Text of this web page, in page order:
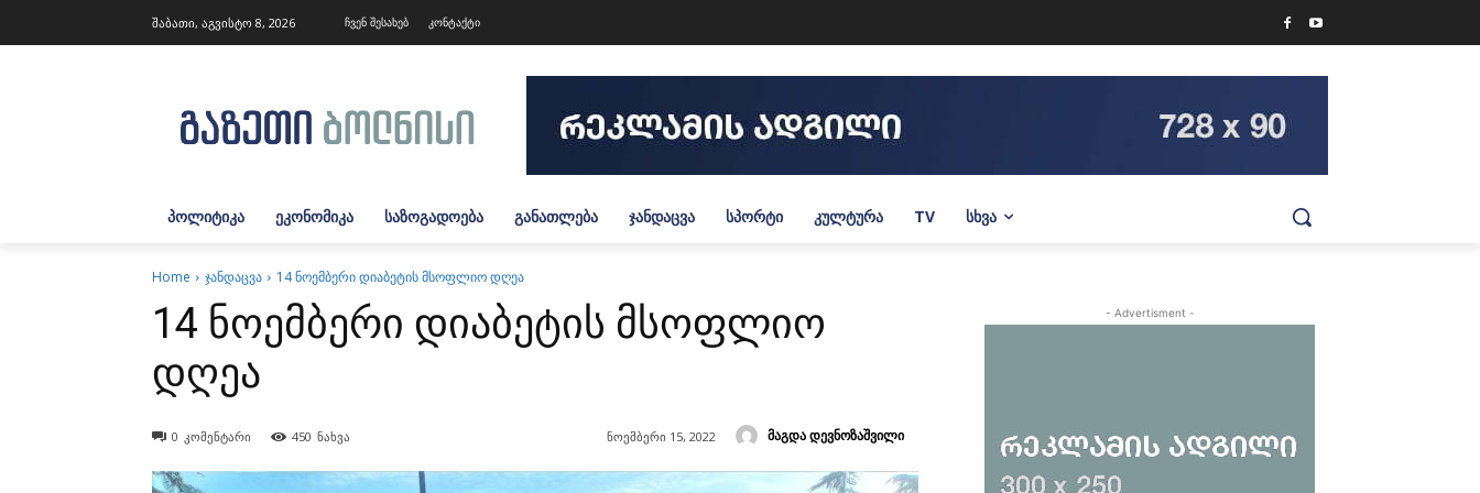
შაბათი, აგვისტო 8, 2026 ჩვენ შესახებ კონტაქტი
ᲞᲝᲚᲘᲢᲘᲙᲐ ᲔᲙᲝᲜᲝᲛᲘᲙᲐ ᲡᲐᲖᲝᲒᲐᲓᲝᲔᲑᲐ ᲒᲐᲜᲐᲗᲚᲔᲑᲐ ᲯᲐᲜᲓᲐᲪᲕᲐ ᲡᲞᲝᲠᲢᲘ ᲙᲣᲚᲢᲣᲠᲐ TV ᲡᲮᲕᲐ
Home ჯანდაცვა 14 ნოემბერი დიაბეტის მსოფლიო დღეა
14 ნოემბერი დიაბეტის მსოფლიო
დღეა
მაგდა დევნოზაშვილი
ნოემბერი 15, 2022
0 კომენტარი 450 ნახვა
- Advertisment -